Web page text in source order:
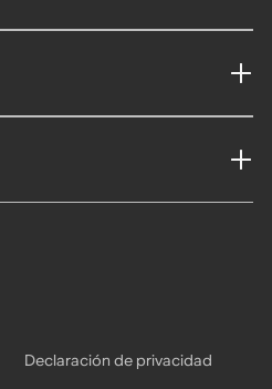
Declaración de privacidad